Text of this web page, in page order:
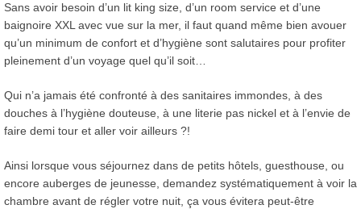
Sans avoir besoin d’un lit king size, d’un room service et d’une
baignoire XXL avec vue sur la mer, il faut quand même bien avouer
qu’un minimum de confort et d’hygiène sont salutaires pour profiter
pleinement d’un voyage quel qu’il soit…
Qui n’a jamais été confronté à des sanitaires immondes, à des
douches à l’hygiène douteuse, à une literie pas nickel et à l’envie de
faire demi tour et aller voir ailleurs ?!
Ainsi lorsque vous séjournez dans de petits hôtels, guesthouse, ou
encore auberges de jeunesse, demandez systématiquement à voir la
chambre avant de régler votre nuit, ça vous évitera peut-être